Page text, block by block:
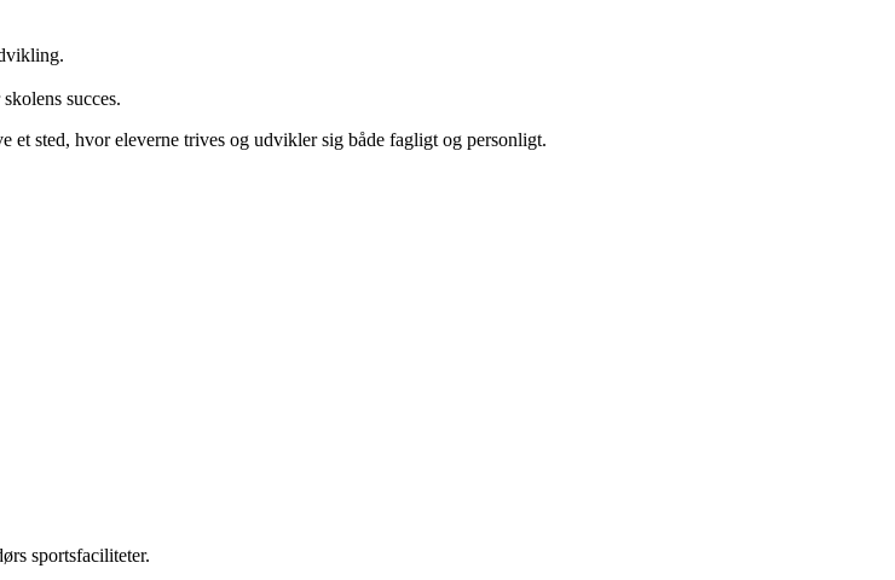
succes.
et sted, hvor eleverne trives og udvikler sig både fagligt og personligt.
sportsfaciliteter.